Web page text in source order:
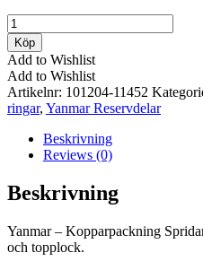
Yanmar
-
Kopparpackning
Spridare
2QM15
mängd
Köp
Add to Wishlist
Add to Wishlist
Artikelnr: 101204-11452
ringar, Yanmar Reservdelar
Beskrivning
Reviews (0)
Beskrivning
Yanmar – Kopparpackning
och topplock.